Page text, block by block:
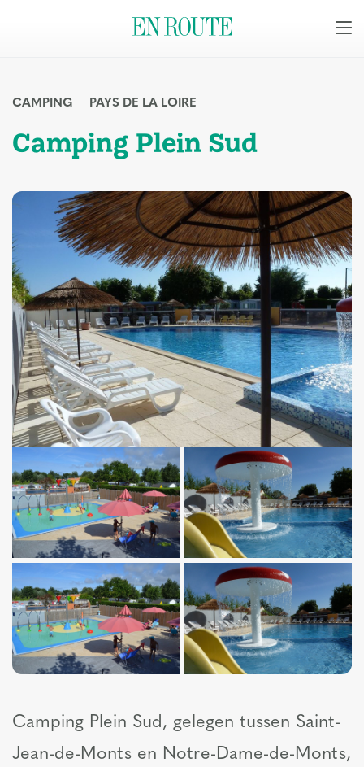
CAMPING PAYS DE LA LOIRE
Camping Plein Sud
Camping Plein Sud, gelegen tussen Saint-
Jean-de-Monts en Notre-Dame-de-Monts,